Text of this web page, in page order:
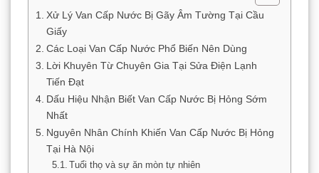
Xử Lý Van Cấp Nước Bị Gãy Âm Tường Tại Cầu
Giấy
Các Loại Van Cấp Nước Phổ Biến Nên Dùng
Lời Khuyên Từ Chuyên Gia Tại Sửa Điện Lạnh
Tiến Đạt
Dấu Hiệu Nhận Biết Van Cấp Nước Bị Hỏng Sớm
Nhất
Nguyên Nhân Chính Khiến Van Cấp Nước Bị Hỏng
Tại Hà Nội
Tuổi thọ và sự ăn mòn tự nhiên